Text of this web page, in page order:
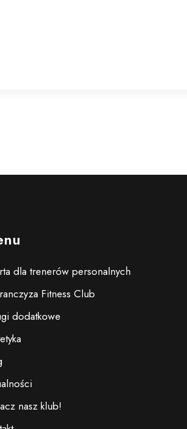
dla trenerów personalnych
Fitness Club
dodatkowe
nasz klub!